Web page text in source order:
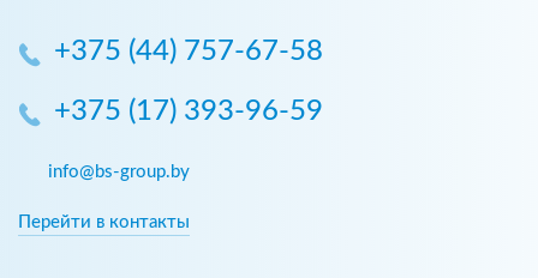
+375 (44) 757-67-58
+375 (17) 393-96-59
info@bs-group.by
Перейти в контакты